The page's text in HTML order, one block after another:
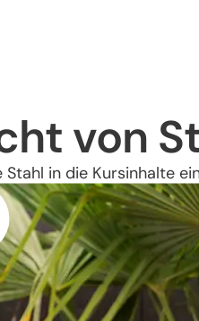
von
in die Kursinhalte